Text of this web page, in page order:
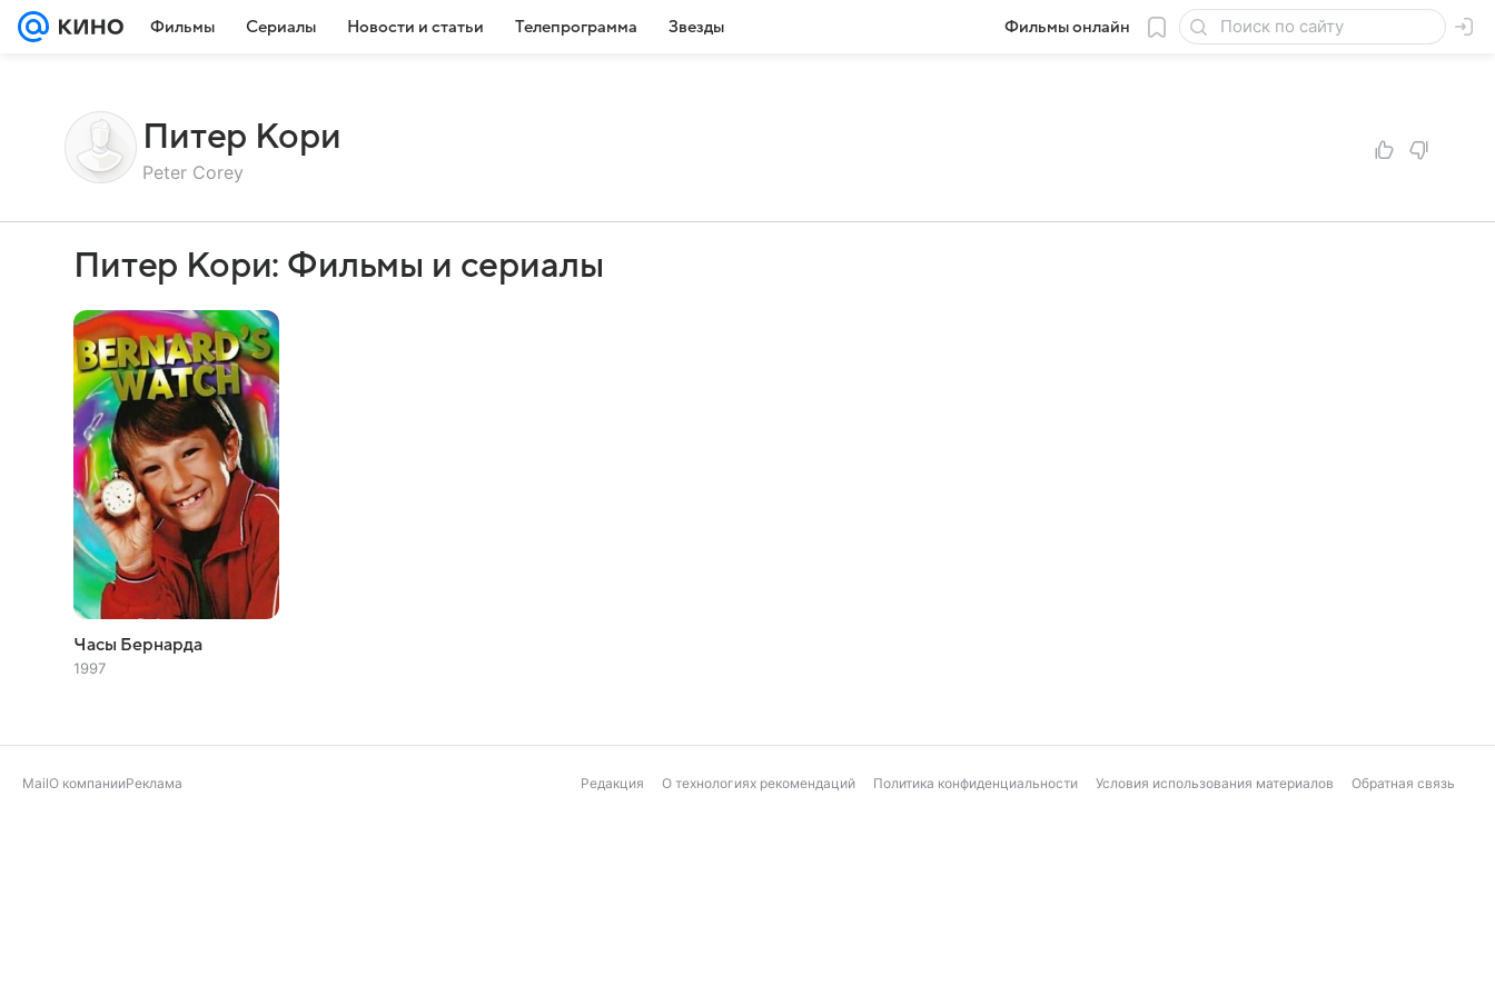
Фильмы Сериалы Новости и статьи Телепрограмма Звезды Фильмы онлайн
Питер Кори
Peter Corey
Питер Кори: Фильмы и сериалы
Часы Бернарда
1997
MailО компанииРеклама Редакция О технологиях рекомендаций Политика конфиденциальности Условия использования материалов Обратная связь